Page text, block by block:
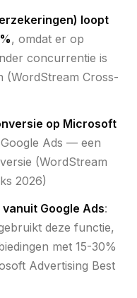
loopt
, omdat er op
concurrentie is
(WordStream Cross-
op Microsoft
Ads — een
(WordStream
2026)
Google Ads:
deze functie,
met 15-30%
Advertising Best